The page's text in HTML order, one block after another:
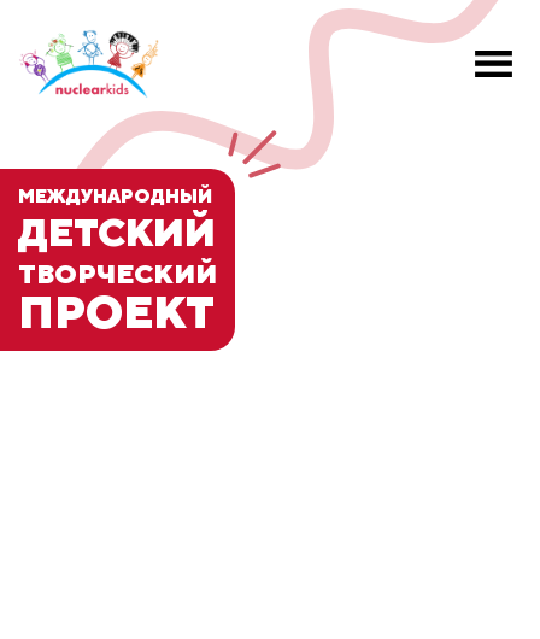
МЕЖДУНАРОДНЫЙ
ДЕТСКИЙ
ТВОРЧЕСКИЙ
ПРОЕКТ